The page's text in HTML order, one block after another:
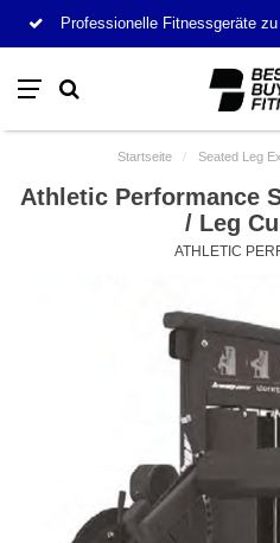
Professionelle Fitnessgeräte
Startseite / Seated Leg
Athletic Performance
/ Leg
ATHLETIC